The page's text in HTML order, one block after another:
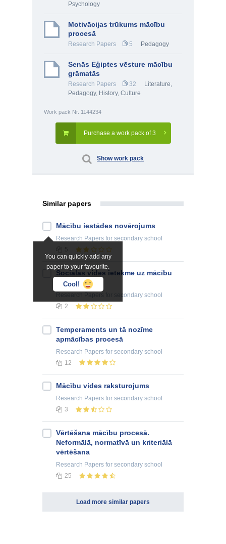
Psychology
Motivācijas trūkums mācību
procesā
Research Papers 5 Pedagogy
Senās Ēģiptes vēsture mācību
grāmatās
Research Papers 32 Literature,
Pedagogy, History, Culture
Work pack Nr. 1144234
Purchase a work pack of 3
Show work pack
Similar papers
You can quickly add any
paper to your favourite.
Cool!
Mācību iestādes novērojums
Research Papers for secondary school
Sociālās vides ietekme uz mācību
procesu
for secondary school
2
Temperaments un tā nozīme
apmācības procesā
Research Papers for secondary school
12
Mācību vides raksturojums
Research Papers for secondary school
3
Vērtēšana mācību procesā.
Neformālā, normatīvā un kriteriālā
vērtēšana
Research Papers for secondary school
25
Load more similar papers